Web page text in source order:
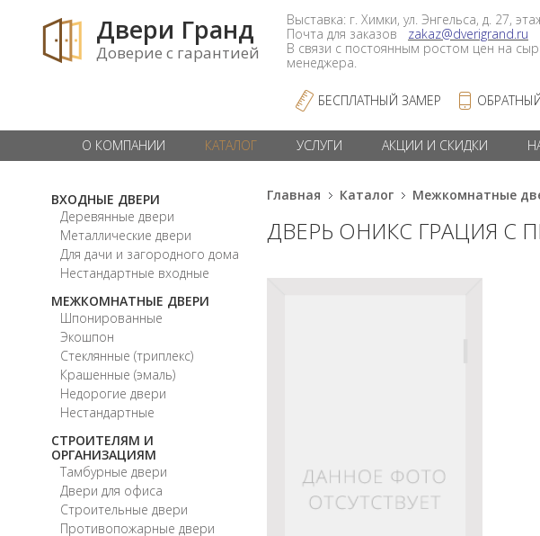
Двери Гранд
Доверие с гарантией
Выставка: г. Химки, ул. Энгельса, д. 27,
Почта для заказов zakaz@dverigrand.ru
В связи с постоянным ростом цен на
менеджера.
БЕСПЛАТНЫЙ ЗАМЕР
О КОМПАНИИ КАТАЛОГ УСЛУГИ АКЦИИ И СКИДКИ
ВХОДНЫЕ ДВЕРИ
Деревянные двери
Металлические двери
Для дачи и загородного дома
Нестандартные входные
МЕЖКОМНАТНЫЕ ДВЕРИ
Шпонированные
Экошпон
Стеклянные (триплекс)
Крашенные (эмаль)
Недорогие двери
Нестандартные
СТРОИТЕЛЯМ И
ОРГАНИЗАЦИЯМ
Тамбурные двери
Двери для офиса
Строительные двери
Противопожарные двери
Главная Каталог Межкомнатные
ДВЕРЬ ОНИКС ГРАЦИЯ С